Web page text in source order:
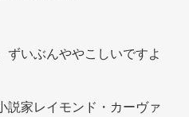
ずいぶんややこしいですよ
説家レイモンド・カーヴァ